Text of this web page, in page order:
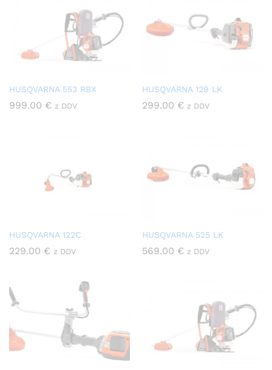
HUSQVARNA 553 RBX
999.00 € z DDV
HUSQVARNA 129 LK
299.00 € z DDV
HUSQVARNA 122C
229.00 € z DDV
HUSQVARNA 525 LK
569.00 € z DDV